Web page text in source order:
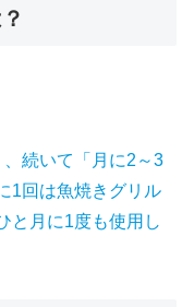
続いて「月に2～3
1回は魚焼きグリル
と月に1度も使用し